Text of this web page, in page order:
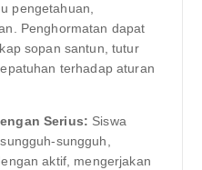
pengetahuan,
Penghormatan dapat
sopan santun, tutur
terhadap aturan
Serius: Siswa
sungguh,
aktif, mengerjakan